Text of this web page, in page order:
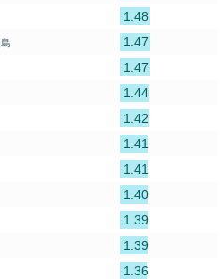
1.48
1.47
1.47
1.44
1.42
1.41
1.41
1.40
1.39
1.39
1.36